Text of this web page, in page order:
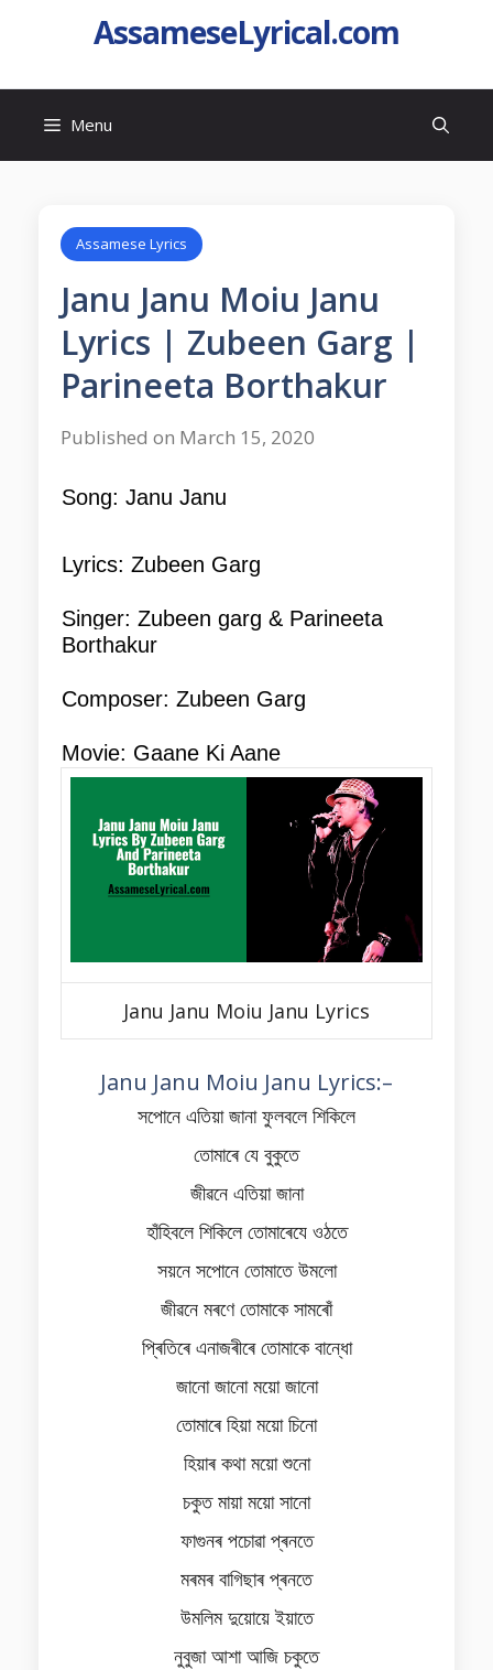
AssameseLyrical.com
Menu
Assamese Lyrics
Janu Janu Moiu Janu
Lyrics | Zubeen Garg |
Parineeta Borthakur
Published on March 15, 2020
Song: Janu Janu
Lyrics: Zubeen Garg
Singer: Zubeen garg & Parineeta
Borthakur
Composer: Zubeen Garg
Movie: Gaane Ki Aane
Janu Janu Moiu Janu Lyrics
Janu Janu Moiu Janu Lyrics:–
সপোনে এতিয়া জানা ফুলবলে শিকিলে
তোমাৰে যে বুকুতে
জীৱনে এতিয়া জানা
হাঁহিবলে শিকিলে তোমাৰেযে ওঠতে
সয়নে সপোনে তোমাতে উমলো
জীৱনে মৰণে তোমাকে সামৰোঁ
প্ৰিতিৰে এনাজৰীৰে তোমাকে বান্ধো
জানো জানো ময়ো জানো
তোমাৰে হিয়া ময়ো চিনো
হিয়াৰ কথা ময়ো শুনো
চকুত মায়া ময়ো সানো
ফাগুনৰ পচোৱা প্ৰনতে
মৰমৰ বাগিছাৰ প্ৰনতে
উমলিম দুয়োয়ে ইয়াতে
নুবুজা আশা আজি চকুতে